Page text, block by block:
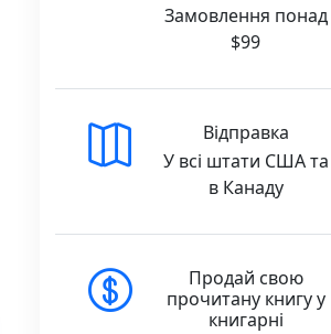
Замовлення понад
$99
Відправка
У всі штати США та
в Канаду
Продай свою
прочитану книгу у
книгарні